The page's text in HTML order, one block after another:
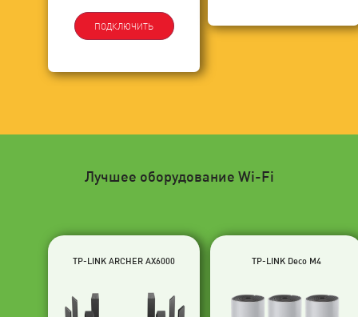
ПОДКЛЮЧИТЬ
Лучшее оборудование Wi-Fi
TP-LINK ARCHER AX6000 TP-LINK Deco M4